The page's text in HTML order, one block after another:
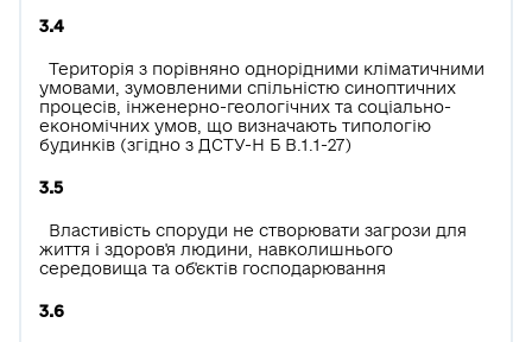
3.4
Територія з порівняно однорідними кліматичними
умовами, зумовленими спільністю синоптичних
процесів, інженерно-геологічних та соціально-
економічних умов, що визначають типологію
будинків (згідно з ДСТУ-Н Б В.1.1-27)
3.5
Властивість споруди не створювати загрози для
життя і здоров'я людини, навколишнього
середовища та об'єктів господарювання
3.6